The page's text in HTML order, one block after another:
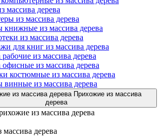
массива дерева
из массива дерева
из массива дерева
из массива дерева
для книг из массива дерева
из массива дерева
офисные из массива дерева
костюмные из массива дерева
из массива дерева
Прихожие из массива
дерева
дерева